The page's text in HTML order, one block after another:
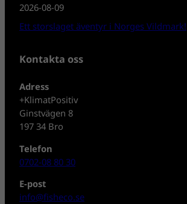
2026-08-09
Ett storslaget äventyr i Norges Vildmark!
Kontakta oss
Adress
+KlimatPositiv
Ginstvägen 8
197 34 Bro
Telefon
0702-08 80 30
E-post
info@fisheco.se